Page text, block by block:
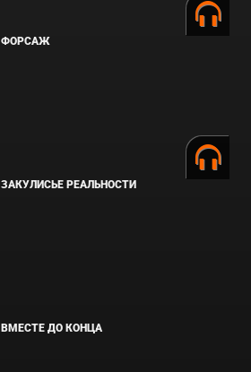
ФОРСАЖ
ЗАКУЛИСЬЕ РЕАЛЬНОСТИ
ВМЕСТЕ ДО КОНЦА